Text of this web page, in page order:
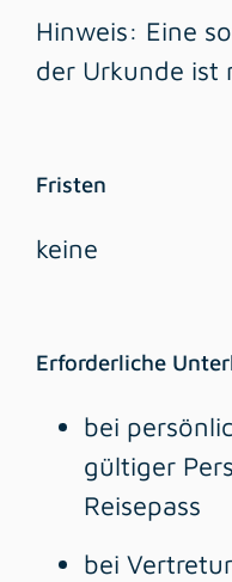
Hinweis: Eine
der Urkunde ist
Fristen
keine
Erforderliche
bei
gültiger
Reisepass
bei